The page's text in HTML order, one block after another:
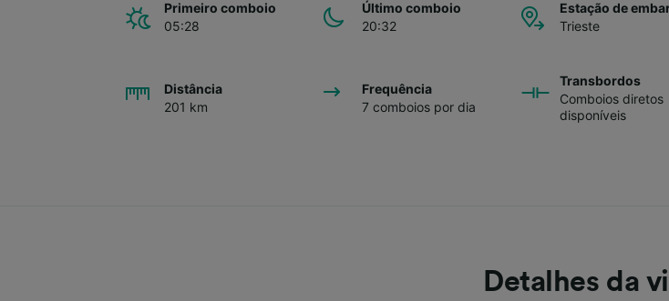
Primeiro comboio
05:28
Último comboio
20:32
Estação de
Trieste
Distância
201 km
Frequência
7 comboios por dia
Transbordos
Comboios diretos
disponíveis
Detalhes da